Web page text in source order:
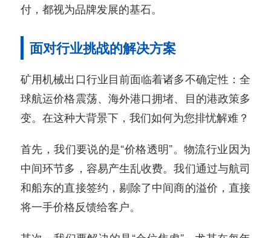
付，都视为品牌发展的基石。
面对行业挑战的解决方案
矿用机械出口行业目前面临着诸多不确定性：全
球航运价格震荡、海外港口拥堵、目的港政策多
变。在这种大背景下，我们如何为您排忧解难？
首先，我们要说的是“价格透明”。物流行业因为
中间环节多，容易产生乱收费。我们通过与航司
和船东的直接签约，剔除了中间商的溢价，直接
将一手价格反馈给客户。